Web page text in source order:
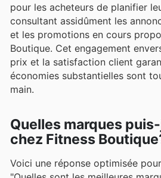
pour les acheteurs de planifier
consultant assidûment les
et les promotions en cours
Boutique. Cet engagement
prix et la satisfaction client
économies substantielles sont
main.
Quelles marques
chez Fitness
Voici une réponse optimisée